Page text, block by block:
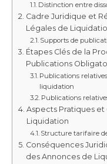
Distinction entre
Cadre Juridique et
Légales de
Supports de
Étapes Clés de la
Publications
Publications
liquidation
Publications
Aspects Pratiques et
Liquidation
Structure tarifaire
Conséquences
des Annonces de